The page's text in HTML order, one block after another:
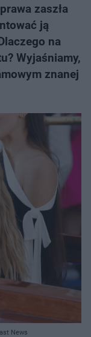
zaszła
ją
na
Wyjaśniamy,
znanej
News